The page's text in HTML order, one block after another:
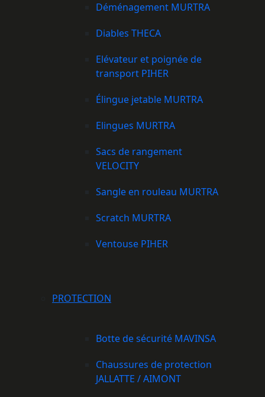
Déménagement MURTRA
Diables THECA
Elévateur et poignée de
transport PIHER
Élingue jetable MURTRA
Elingues MURTRA
Sacs de rangement
VELOCITY
Sangle en rouleau MURTRA
Scratch MURTRA
Ventouse PIHER
PROTECTION
Botte de sécurité MAVINSA
Chaussures de protection
JALLATTE / AIMONT